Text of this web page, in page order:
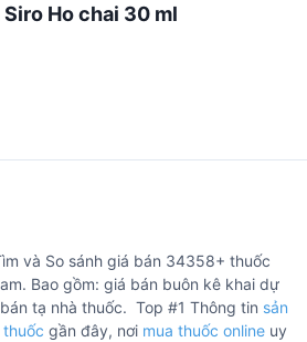
Ho chai 30 ml
và So sánh giá bán 34358+ thuốc
Bao gồm: giá bán buôn kê khai dự
tạ nhà thuốc. Top #1 Thông tin sản
thuốc gần đây, nơi mua thuốc online uy